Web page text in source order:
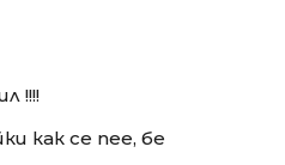
!!!!
как се пее, бе